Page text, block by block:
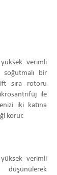
verimli
soğutmalı bir
sıra rotoru
ile
iki katına
korur.
verimli